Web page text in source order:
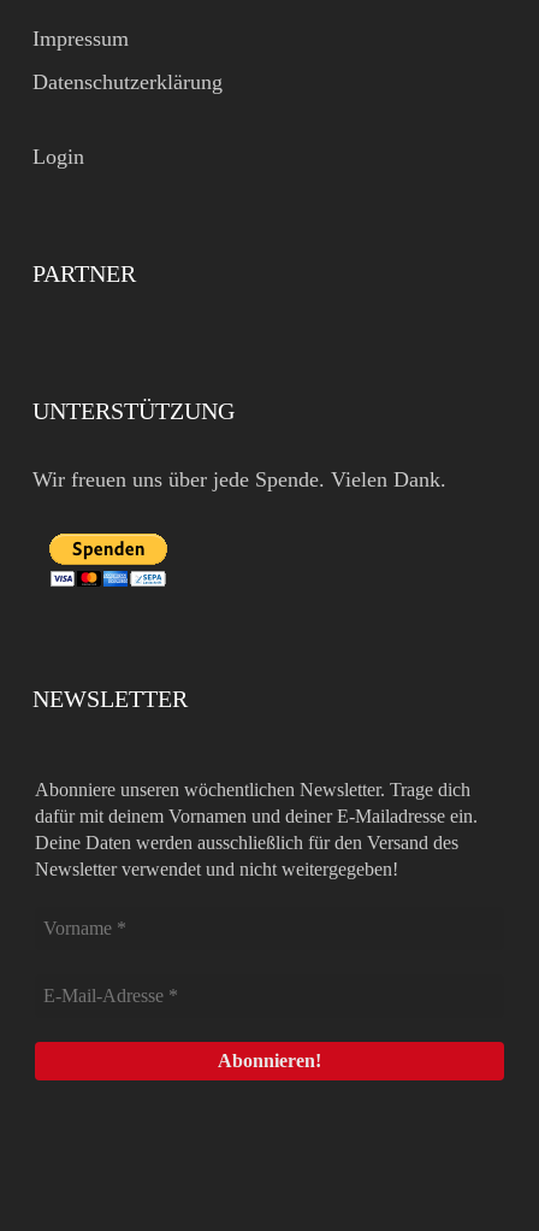
Impressum
Datenschutzerklärung
Login
PARTNER
UNTERSTÜTZUNG
Wir freuen uns über jede Spende. Vielen Dank.
NEWSLETTER
Abonniere unseren wöchentlichen Newsletter. Trage dich
dafür mit deinem Vornamen und deiner E-Mailadresse ein.
Deine Daten werden ausschließlich für den Versand des
Newsletter verwendet und nicht weitergegeben!